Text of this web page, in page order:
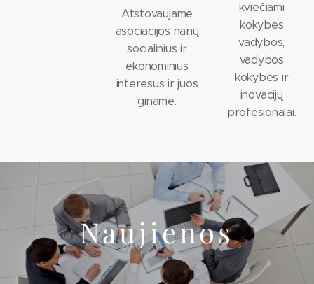
Atstovaujame
asociacijos narių
socialinius ir
ekonominius
interesus ir juos
giname.
kviečiami
kokybės
vadybos,
vadybos
kokybės ir
inovacijų
profesionalai.
Naujienos